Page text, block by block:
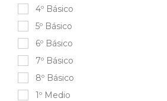
4º Básico
5º Básico
6º Básico
7º Básico
8º Básico
1º Medio